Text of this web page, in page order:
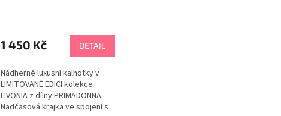
1 450 Kč DETAIL
Nádherné luxusní kalhotky v
LIMITOVANÉ EDICI kolekce
LIVONIA z dílny PRIMADONNA.
Nadčasová krajka ve spojení s